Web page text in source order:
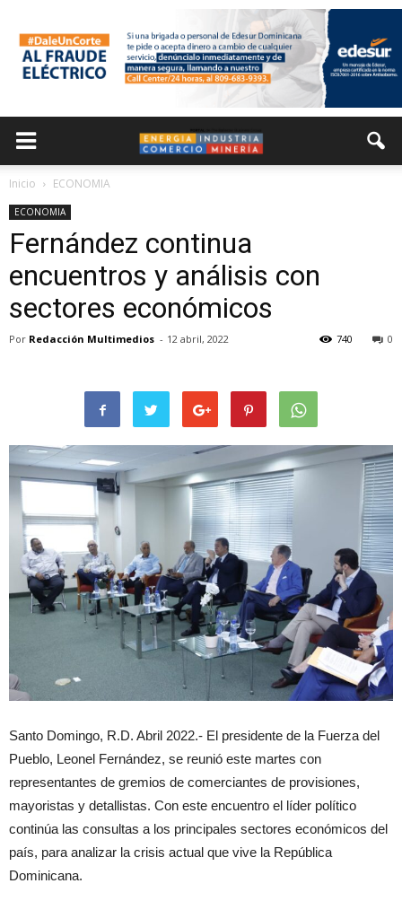
Inicio ECONOMIA
ECONOMIA
Fernández continua
encuentros y análisis con
sectores económicos
Por Redacción Multimedios - 12 abril, 2022 0
740
Santo Domingo, R.D. Abril 2022.- El presidente de la Fuerza del
Pueblo, Leonel Fernández, se reunió este martes con
representantes de gremios de comerciantes de provisiones,
mayoristas y detallistas. Con este encuentro el líder político
continúa las consultas a los principales sectores económicos del
país, para analizar la crisis actual que vive la República
Dominicana.